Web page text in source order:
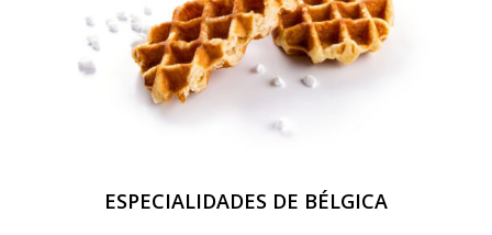
ESPECIALIDADES DE BÉLGICA